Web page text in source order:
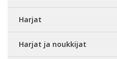
Harjat
Harjat ja noukkijat